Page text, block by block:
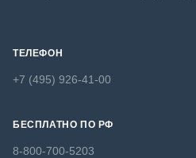
ТЕЛЕФОН
+7 (495) 926-41-00
БЕСПЛАТНО ПО РФ
8-800-700-5203